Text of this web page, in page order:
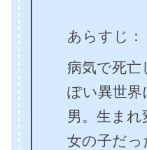
あらすじ：
病気で死亡
ぽい異世界
男。生ま
女の子だっ